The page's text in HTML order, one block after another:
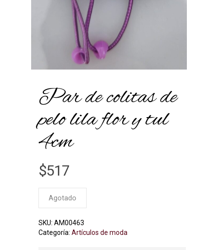
Par de colitas de
pelo lila flor y tul
4cm
$517
Agotado
SKU: AM00463
Categoría: Artículos de moda